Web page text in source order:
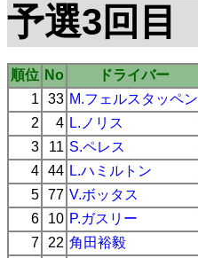
予選3回目
順位 No ドライバー
1
33 M.フェルスタッペン
2
4 L.ノリス
3
11 S.ペレス
4 44 L.ハミルトン
5 77 V.ボッタス
6
10 P.ガスリー
7
22 角田裕毅